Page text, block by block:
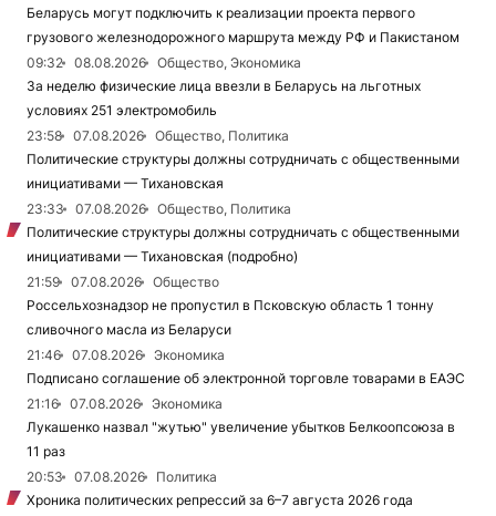
Беларусь могут подключить к реализации проекта первого
грузового железнодорожного маршрута между РФ и Пакистаном
09:32
08.08.2026
Общество, Экономика
За неделю физические лица ввезли в Беларусь на льготных
условиях 251 электромобиль
23:58
07.08.2026
Общество, Политика
Политические структуры должны сотрудничать с общественными
инициативами — Тихановская
23:33
07.08.2026
Общество, Политика
Политические структуры должны сотрудничать с общественными
инициативами — Тихановская (подробно)
21:59
07.08.2026
Общество
Россельхознадзор не пропустил в Псковскую область 1 тонну
сливочного масла из Беларуси
21:46
07.08.2026
Экономика
Подписано соглашение об электронной торговле товарами в ЕАЭС
21:16
07.08.2026
Экономика
Лукашенко назвал "жутью" увеличение убытков Белкоопсоюза в
11 раз
20:53
07.08.2026
Политика
Хроника политических репрессий за 6–7 августа 2026 года